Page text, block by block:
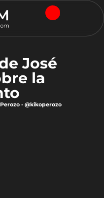
José
la
- @kikoperozo